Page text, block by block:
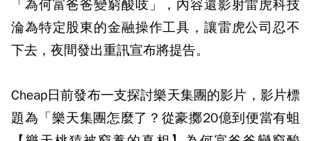
「為何富爸爸變窮酸吱」，內容還影射雷虎科技
淪為特定股東的金融操作工具，讓雷虎公司忍不
下去，夜間發出重訊宣布將提告。
Cheap日前發布一支探討樂天集團的影片，影片標
題為「樂天集團怎麼了？從豪擲20億到便當有蛆